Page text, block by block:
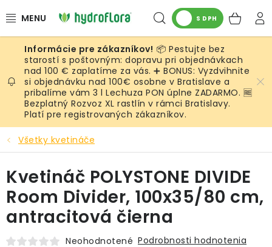
na
Hľadať
S DPH
RASTLINY
UMELÉ RASTLINY
KVETINÁČE
SUBSTRÁTY A PRÍSLUŠENSTVO
SERVIS INTERIÉROVEJ ZELENE
MACHY
ŽIVÉ STENY
📦 Pestujte bez
starostí s poštovným: dopravu pri objednávkach
nad 100 € zaplatíme za vás. ➕ BONUS: Vyzdvihnite
si objednávku nad 100€ osobne v Bratislave a
pribalíme vám 3 l Lechuza PON úplne ZADARMO. 🆓
Bezplatný Rozvoz XL rastlín v rámci Bratislavy.
Platí pre registrovaných zákazníkov.
Všetky kvetináče
Kvetináč POLYSTONE DIVIDE
Room Divider, 100x35/80 cm,
antracitová čierna
Neohodnotené Podrobnosti hodnotenia